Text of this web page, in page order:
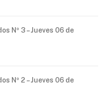
Nº 3 – Jueves 06 de
Nº 2 – Jueves 06 de